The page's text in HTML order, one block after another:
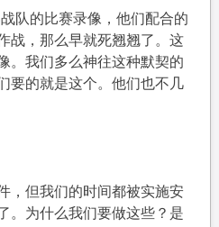
队的比赛录像，他们配合的
战，那么早就死翘翘了。这
。我们多么神往这种默契的
要的就是这个。他们也不几
，但我们的时间都被实施安
。为什么我们要做这些？是